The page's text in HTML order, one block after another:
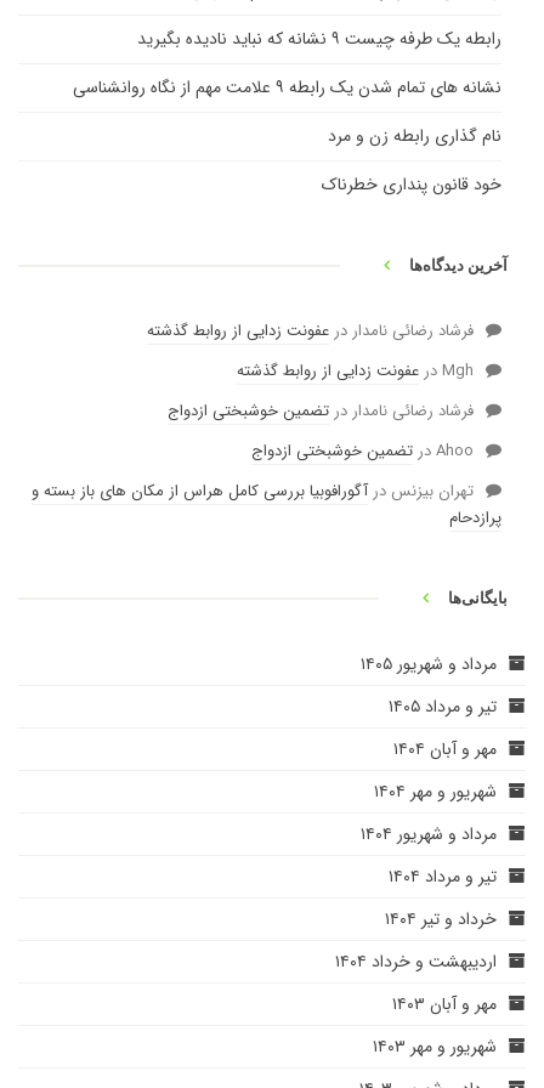
رابطه یک طرفه چیست ۹ نشانه که نباید نادیده بگیرید
نشانه های تمام شدن یک رابطه ۹ علامت مهم از نگاه روانشناسی
نام گذاری رابطه زن و مرد
خود قانون پنداری خطرناک
آخرین دیدگاه‌ها
فرشاد رضائی نامدار در عفونت زدایی از روابط گذشته
Mgh در عفونت زدایی از روابط گذشته
فرشاد رضائی نامدار در تضمین خوشبختی ازدواج
Ahooدر تضمین خوشبختی ازدواج
تهران بیزنس درآگورافوبیا بررسی کامل هراس از مکان های باز بسته و
پرازدحام
بایگانی‌ها
مرداد و شهریور ۱۴۰۵
تیر و مرداد ۱۴۰۵
مهر و آبان ۱۴۰۴
شهریور و مهر ۱۴۰۴
مرداد و شهریور ۱۴۰۴
تیر و مرداد ۱۴۰۴
خرداد و تیر ۱۴۰۴
اردیبهشت و خرداد ۱۴۰۴
مهر و آبان ۱۴۰۳
شهریور و مهر ۱۴۰۳